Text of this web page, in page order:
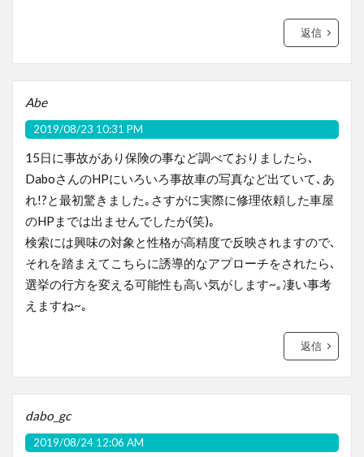
返信
Abe
2019/08/23 10:31 PM
15日に事故があり保険の事など調べておりましたら､
DaboさんのHPにいろいろ事故車の写真など出ていて､あ
れ!?と最初驚きました｡さすがに実際に修理依頼した車屋
のHPまでは出ませんでしたが(笑)｡
検索には興味の対象と性格が高精度で反映されますので､
それを踏まえてこちらに誘導的なアプローチをされたら､
選挙の行方を変える可能性も高い気がします~｡凄い事考
えますね~｡
返信
dabo_gc
2019/08/24 12:06 AM